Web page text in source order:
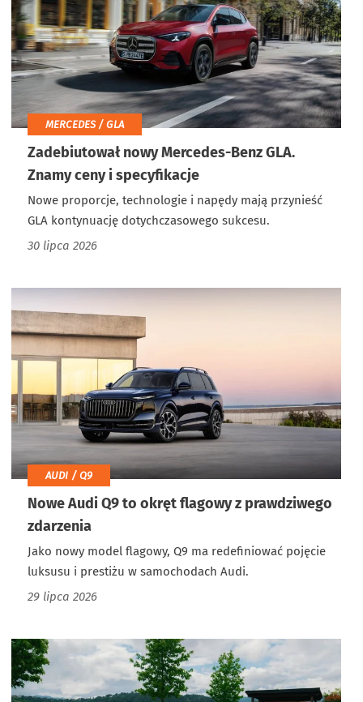
MERCEDES / GLA
Zadebiutował nowy Mercedes-Benz GLA.
Znamy ceny i specyfikacje
Nowe proporcje, technologie i napędy mają przynieść
GLA kontynuację dotychczasowego sukcesu.
30 lipca 2026
AUDI / Q9
Nowe Audi Q9 to okręt flagowy z prawdziwego
zdarzenia
Jako nowy model flagowy, Q9 ma redefiniować pojęcie
luksusu i prestiżu w samochodach Audi.
29 lipca 2026